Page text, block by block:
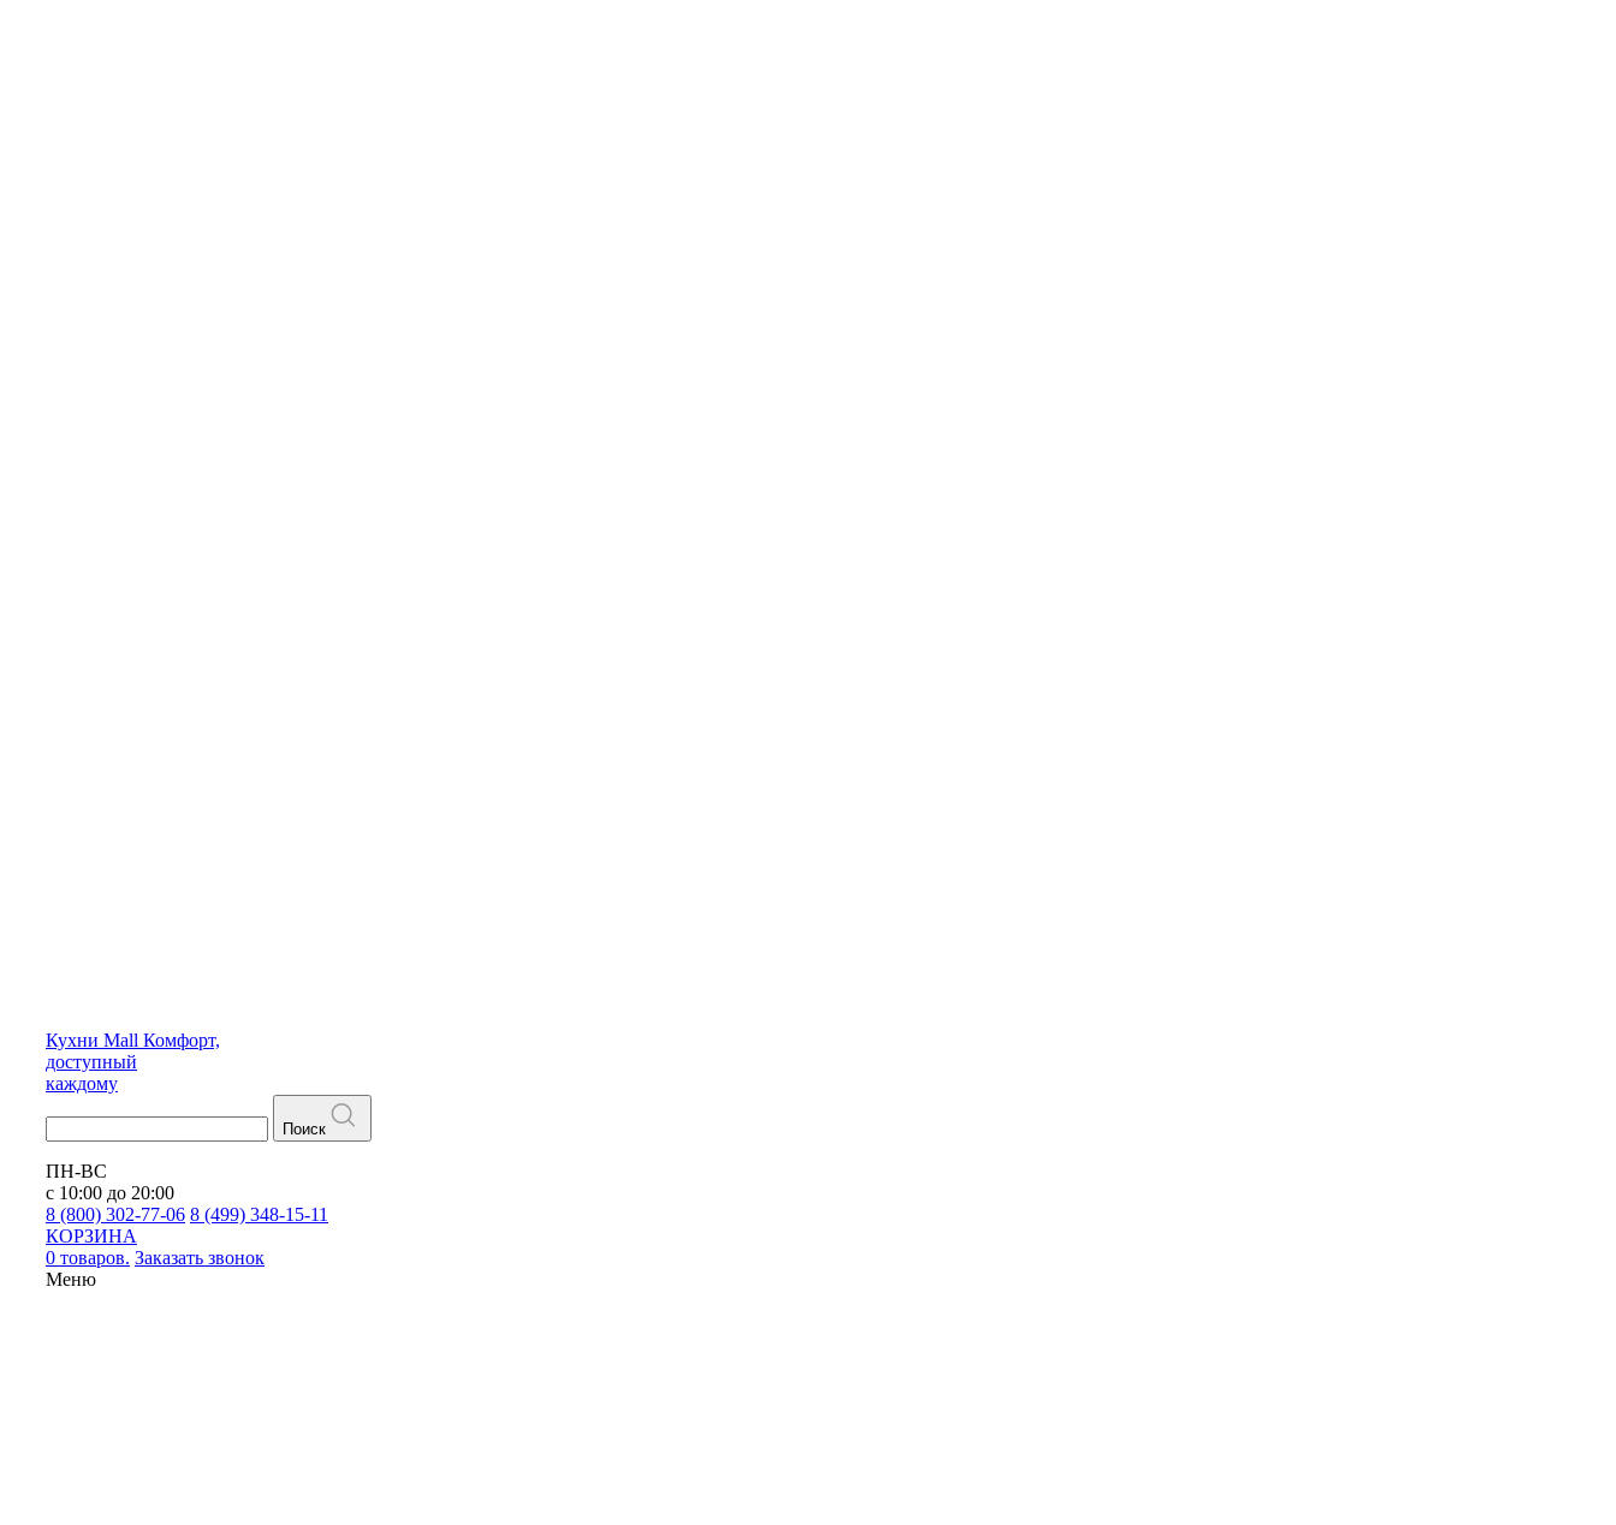
Кухни Mall Комфорт,
доступный
каждому
Поиск
ПН-ВС
с 10:00 до 20:00
8 (800) 302-77-06 8 (499) 348-15-11
КОРЗИНА
0 товаров. Заказать звонок
Меню